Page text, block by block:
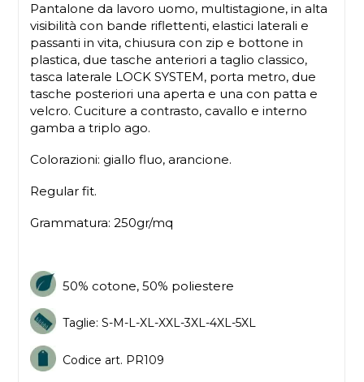
Pantalone da lavoro uomo, multistagione, in alta
visibilità con bande riflettenti, elastici laterali e
passanti in vita, chiusura con zip e bottone in
plastica, due tasche anteriori a taglio classico,
tasca laterale LOCK SYSTEM, porta metro, due
tasche posteriori una aperta e una con patta e
velcro. Cuciture a contrasto, cavallo e interno
gamba a triplo ago.
Colorazioni: giallo fluo, arancione.
Regular fit.
Grammatura: 250gr/mq
50% cotone, 50% poliestere
Taglie: S-M-L-XL-XXL-3XL-4XL-5XL
Codice art. PR109